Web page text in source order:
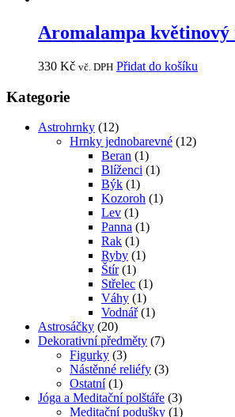
Aromalampa
330 Kč vč. DPH Přidat do košíku
Kategorie
Astrohrnky (12)
Hrnky jednobarevné (12)
Beran (1)
Blíženci (1)
Býk (1)
Kozoroh (1)
Lev (1)
Panna (1)
Rak (1)
Ryby (1)
Štír (1)
Střelec (1)
Váhy (1)
Vodnář (1)
Astrosáčky (20)
Dekorativní předměty (7)
Figurky (3)
Nástěnné reliéfy (3)
Ostatní (1)
Jóga a Meditační polštáře (3)
Meditační podušky (1)